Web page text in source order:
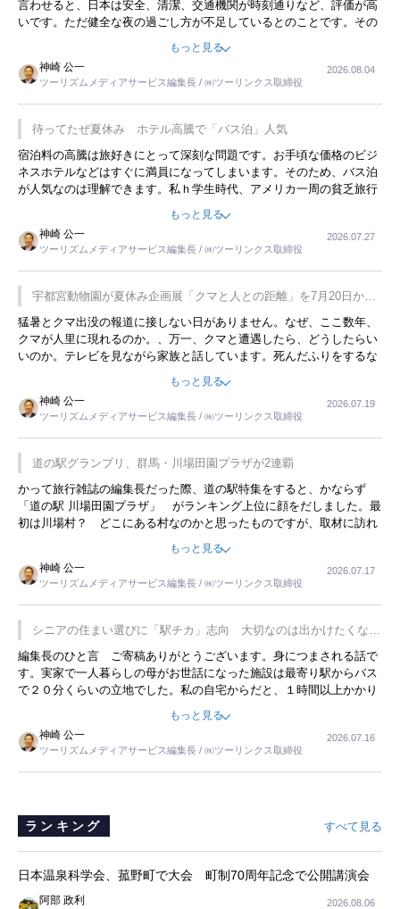
言わせると、日本は安全、清潔、交通機関が時刻通りなど、評価が高
いです。ただ健全な夜の過ごし方が不足しているとのことです。その
ような意味で、金曜夜にこのようなイベントが行われれば、日本人に
限らず外国人にとっても楽しみが増えるでしょうね。
もっと見る
神崎 公一
ツーリズムメディアサービス編集長 / ㈱ツーリンクス取締役
2026.08.04
待ってたぜ夏休み ホテル高騰で「バス泊」人気
宿泊料の高騰は旅好きにとって深刻な問題です。お手頃な価格のビジ
ネスホテルなどはすぐに満員になってしまいます。そのため、バス泊
が人気なのは理解できます。私ｈ学生時代、アメリカ一周の貧乏旅行
をした時は、移動はグレイハウンドバスでした。夕方から夜の便を利
用してホテル代を浮かせていました。ただし、若いからできたことで
す。若い人が夜行バスで京都に行った、青森に行ったと聞くと、疲れ
が残らないのかなと思ってしまいます。
もっと見る
神崎 公一
ツーリズムメディアサービス編集長 / ㈱ツーリンクス取締役
2026.07.27
宇都宮動物園が夏休み企画展「クマと人との距離」を7月20日から
開催
猛暑とクマ出没の報道に接しない日がありません。なぜ、ここ数年、
クマが人里に現れるのか。、万一、クマと遭遇したら、どうしたらい
いのか。テレビを見ながら家族と話しています。死んだふりをするな
んてことは、冗談でもいえません。そんな中で、この企画展はタイム
もっと見る
神崎 公一
ツーリズムメディアサービス編集長 / ㈱ツーリンクス取締役
2026.07.19
道の駅グランプリ、群馬・川場田園プラザが2連覇
かって旅行雑誌の編集長だった際、道の駅特集をすると、かならず
「道の駅 川場田園プラザ」 がランキング上位に顔をだしました。最
初は川場村？ どこにある村なのかと思ったものですが、取材に訪れ
永井 彰一社長にインタビューしたら、興味深い話が次々が飛び出しま
した。プレゼンも巧みで、今でも思い出すことが２つあります。一つ
は、従業員に東京ディズニーランドを見学させ、サービス業、接客業
の何かを理解してもらっていることです。 もう一つは1800円もする
プレミアムヨーグルトを販売するにあたり、社内に懸念もあったそう
です。永井社長は、駐車場に都内ナンバーの高級外車が停まっている
ことに目をつけ、高級商品でも売れると確信したそうです。今回の記
事を懐かしく読みました。
もっと見る
神崎 公一
ツーリズムメディアサービス編集長 / ㈱ツーリンクス取締役
2026.07.17
シニアの住まい選びに「駅チカ」志向 大切なのは出かけたくなる
暮らし
編集長のひと言 ご寄稿ありがとうございます。身につまされる話で
す。実家で一人暮らしの母がお世話になった施設は最寄り駅からバス
で２０分くらいの立地でした。私の自宅からだと、１時間以上かかり
ました。母の住まいから近いという理由で、その施設を選択したので
すが、私と妹にとっては、半日仕事ででした。シニアの住まい選び
は、当人だけではなく、世話をする家族の足の便も考えない外池ない
と思いました。
もっと見る
神崎 公一
ツーリズムメディアサービス編集長 / ㈱ツーリンクス取締役
2026.07.16
ランキング すべて見る
日本温泉科学会、菰野町で大会 町制70周年記念で公開講演会
阿部 政利 2026.08.06